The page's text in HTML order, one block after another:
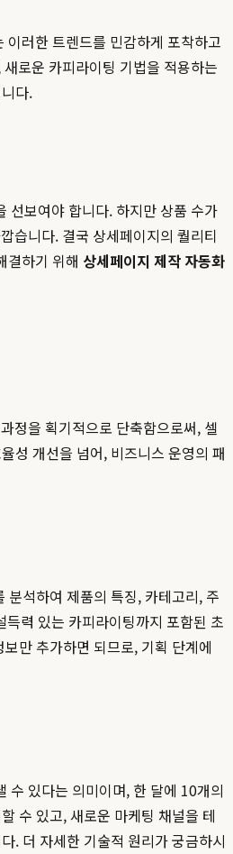
러한 트렌드를 민감하게 포착하고
로운 카피라이팅 기법을 적용하는
다.
선보여야 합니다. 하지만 상품 수가
습니다. 결국 상세페이지의 퀄리티
결하기 위해 상세페이지 제작 자동화
정을 획기적으로 단축함으로써, 셀
성 개선을 넘어, 비즈니스 운영의 패
석하여 제품의 특징, 카테고리, 주
력 있는 카피라이팅까지 포함된 초
만 추가하면 되므로, 기획 단계에
수 있다는 의미이며, 한 달에 10개의
수 있고, 새로운 마케팅 채널을 테
. 더 자세한 기술적 원리가 궁금하시